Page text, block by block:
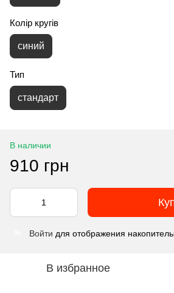
Колір кругів
синий
Тип
стандарт
В наличии
910 грн
Войти для отображения
В избранное